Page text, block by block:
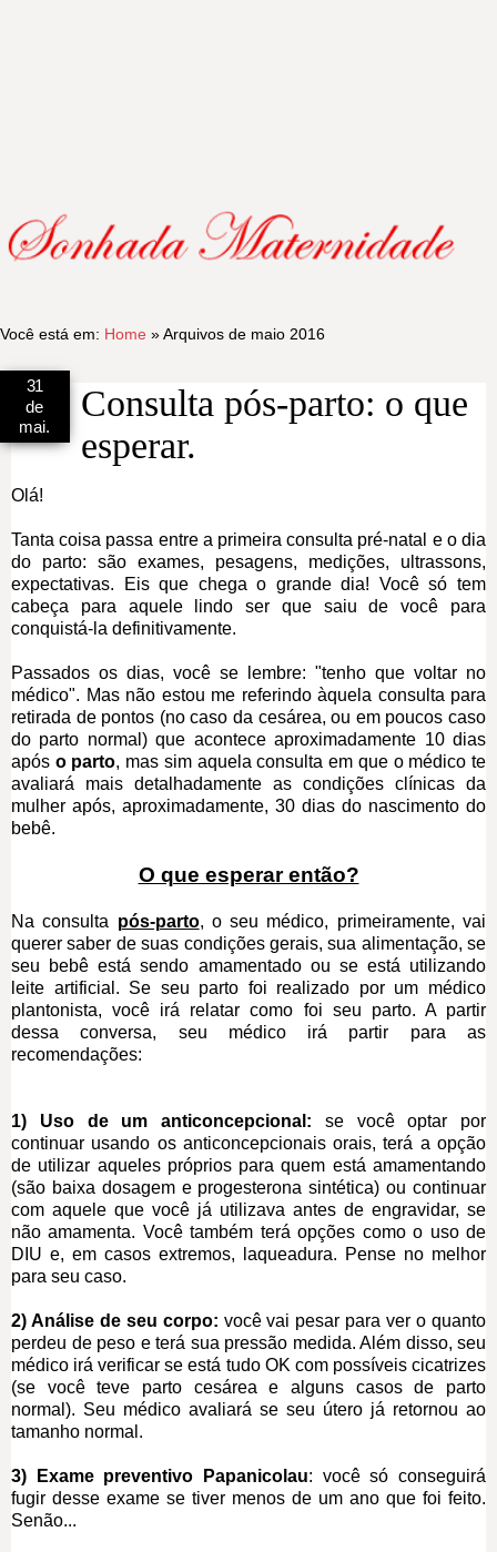
Você está em: Home » Arquivos de maio 2016
31
de
mai.
Consulta pós-parto: o que
esperar.
Olá!
Tanta coisa passa entre a primeira consulta pré-natal e o dia
do parto: são exames, pesagens, medições, ultrassons,
expectativas. Eis que chega o grande dia! Você só tem
cabeça para aquele lindo ser que saiu de você para
conquistá-la definitivamente.
Passados os dias, você se lembre: "tenho que voltar no
médico". Mas não estou me referindo àquela consulta para
retirada de pontos (no caso da cesárea, ou em poucos caso
do parto normal) que acontece aproximadamente 10 dias
após o parto, mas sim aquela consulta em que o médico te
avaliará mais detalhadamente as condições clínicas da
mulher após, aproximadamente, 30 dias do nascimento do
bebê.
O que esperar então?
Na consulta pós-parto, o seu médico, primeiramente, vai
querer saber de suas condições gerais, sua alimentação, se
seu bebê está sendo amamentado ou se está utilizando
leite artificial. Se seu parto foi realizado por um médico
plantonista, você irá relatar como foi seu parto. A partir
dessa conversa, seu médico irá partir para as
recomendações:
1) Uso de um anticoncepcional: se você optar por
continuar usando os anticoncepcionais orais, terá a opção
de utilizar aqueles próprios para quem está amamentando
(são baixa dosagem e progesterona sintética) ou continuar
com aquele que você já utilizava antes de engravidar, se
não amamenta. Você também terá opções como o uso de
DIU e, em casos extremos, laqueadura. Pense no melhor
para seu caso.
2) Análise de seu corpo: você vai pesar para ver o quanto
perdeu de peso e terá sua pressão medida. Além disso, seu
médico irá verificar se está tudo OK com possíveis cicatrizes
(se você teve parto cesárea e alguns casos de parto
normal). Seu médico avaliará se seu útero já retornou ao
tamanho normal.
3) Exame preventivo Papanicolau: você só conseguirá
fugir desse exame se tiver menos de um ano que foi feito.
Senão...